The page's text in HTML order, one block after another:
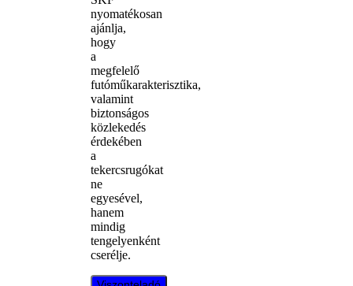
nyomatékosan
ajánlja,
hogy
a
megfelelő
futóműkarakterisztika,
valamint
biztonságos
közlekedés
érdekében
a
tekercsrugókat
ne
egyesével,
hanem
mindig
tengelyenként
cserélje.